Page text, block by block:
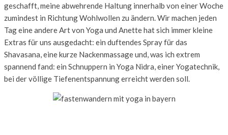
geschafft, meine abwehrende Haltung innerhalb von einer Woche
zumindest in Richtung Wohlwollen zu ändern. Wir machen jeden
Tag eine andere Art von Yoga und Anette hat sich immer kleine
Extras für uns ausgedacht: ein duftendes Spray für das
Shavasana, eine kurze Nackenmassage und, was ich extrem
spannend fand: ein Schnuppern in Yoga Nidra, einer Yogatechnik,
bei der völlige Tiefenentspannung erreicht werden soll.